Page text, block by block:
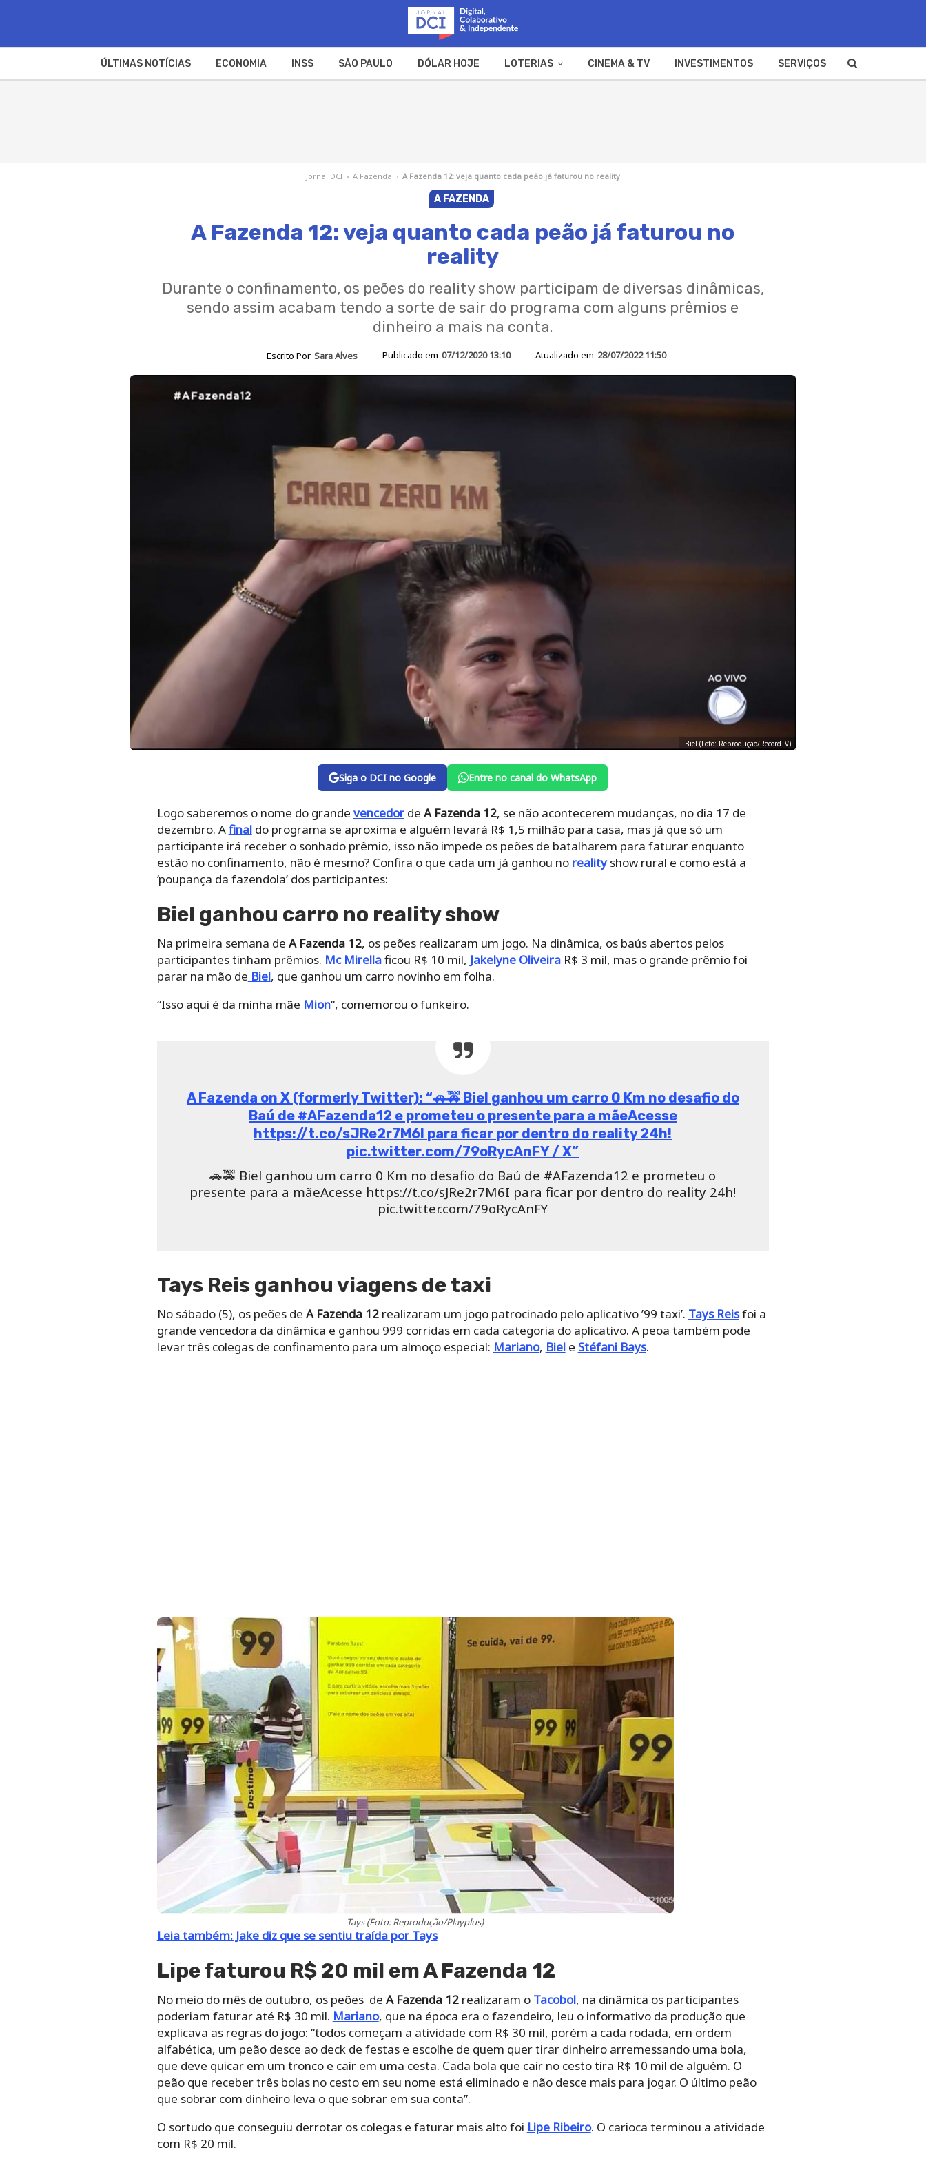
ÚLTIMAS NOTÍCIAS ECONOMIA INSS SÃO PAULO DÓLAR HOJE LOTERIAS CINEMA & TV INVESTIMENTOS SERVIÇOS
Jornal DCI › A Fazenda › A Fazenda 12: veja quanto cada peão já faturou no reality
A FAZENDA
A Fazenda 12: veja quanto cada peão já faturou no
reality
Durante o confinamento, os peões do reality show participam de diversas dinâmicas,
sendo assim acabam tendo a sorte de sair do programa com alguns prêmios e
dinheiro a mais na conta.
Escrito Por Sara Alves Publicado em 07/12/2020 13:10 Atualizado em 28/07/2022 11:50
Biel (Foto: Reprodução/RecordTV)
Siga o DCI no Google Entre no canal do WhatsApp
Logo saberemos o nome do grande vencedorde A Fazenda 12, se não acontecerem mudanças, no dia 17 de
dezembro. Afinaldo programa se aproxima e alguém levará R$ 1,5 milhão para casa, mas já que só um
participante irá receber o sonhado prêmio, isso não impede os peões de batalharem para faturar enquanto
estão no confinamento, não é mesmo? Confira o que cada um já ganhou no realityshow rural e como está a
‘poupança da fazendola’ dos participantes:
Biel ganhou carro no reality show
Na primeira semana de A Fazenda 12, os peões realizaram um jogo. Na dinâmica, os baús abertos pelos
participantes tinham prêmios. Mc Mirellaficou R$ 10 mil, Jakelyne OliveiraR$ 3 mil, mas o grande prêmio foi
parar na mão de Biel, que ganhou um carro novinho em folha.
“Isso aqui é da minha mãe Mion“, comemorou o funkeiro.
Tays Reis ganhou viagens de taxi
No sábado (5), os peões deA Fazenda 12realizaram um jogo patrocinado pelo aplicativo ’99 taxi’.
grande vencedora da dinâmica e ganhou 999 corridas em cada categoria do aplicativo. A peoa também pode
levar três colegas de confinamento para um almoço especial:Mariano,BieleStéfani Bays
Tays (Foto: Reprodução/Playplus)
Leia também: Jake diz que se sentiu traída por Tays
Lipe faturou R$ 20 mil em A Fazenda 12
No meio do mês de outubro, os peões deA Fazenda 12realizaram oTacobol, na dinâmica os participantes
poderiam faturar até R$ 30 mil.Mariano, que na época era o fazendeiro, leu o informativo da produção que
explicava as regras do jogo: “todos começam a atividade com R$ 30 mil, porém a cada rodada, em ordem
alfabética, um peão desce ao deck de festas e escolhe de quem quer tirar dinheiro arremessando uma bola,
que deve quicar em um tronco e cair em uma cesta. Cada bola que cair no cesto tira R$ 10 mil de alguém. O
peão que receber três bolas no cesto em seu nome está eliminado e não desce mais para jogar. O último peão
que sobrar com dinheiro leva o que sobrar em sua conta”.
O sortudo que conseguiu derrotar os colegas e faturar mais alto foi